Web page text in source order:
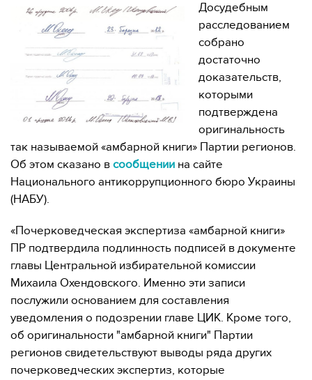
Досудебным
расследованием
собрано
достаточно
доказательств,
которыми
подтверждена
оригинальность
так называемой «амбарной книги» Партии регионов.
Об этом сказано в сообщении на сайте
Национального антикоррупционного бюро Украины
(НАБУ).
«Почерковедческая экспертиза «амбарной книги»
ПР подтвердила подлинность подписей в документе
главы Центральной избирательной комиссии
Михаила Охендовского. Именно эти записи
послужили основанием для составления
уведомления о подозрении главе ЦИК. Кроме того,
об оригинальности "амбарной книги" Партии
регионов свидетельствуют выводы ряда других
почерковедческих экспертиз, которые